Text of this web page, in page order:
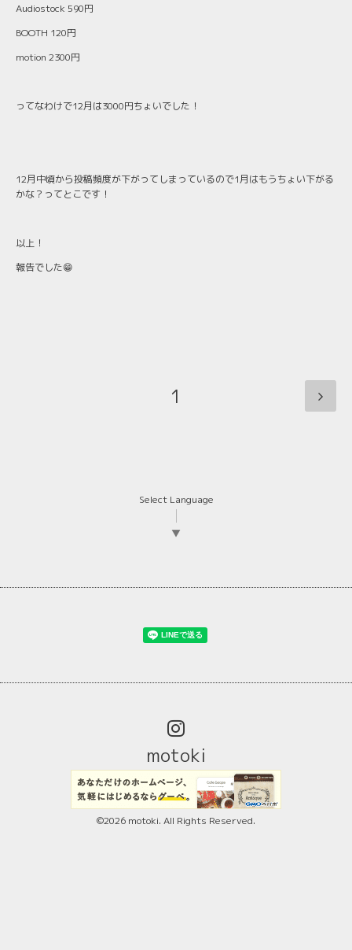
Audiostock 590円
BOOTH 120円
motion 2300円
ってなわけで12月は3000円ちょいでした！
12月中頃から投稿頻度が下がってしまっているので1月はもうちょい下がる
かな？ってとこです！
以上！
報告でした😁
1
Select Language
▼
motoki
©2026 motoki. All Rights Reserved.